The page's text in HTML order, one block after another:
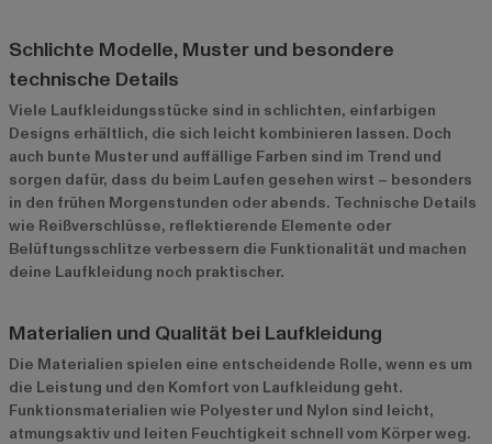
Schlichte Modelle, Muster und besondere
technische Details
Viele Laufkleidungsstücke sind in schlichten, einfarbigen
Designs erhältlich, die sich leicht kombinieren lassen. Doch
auch bunte Muster und auffällige Farben sind im Trend und
sorgen dafür, dass du beim Laufen gesehen wirst – besonders
in den frühen Morgenstunden oder abends. Technische Details
wie Reißverschlüsse, reflektierende Elemente oder
Belüftungsschlitze verbessern die Funktionalität und machen
deine Laufkleidung noch praktischer.
Materialien und Qualität bei Laufkleidung
Die Materialien spielen eine entscheidende Rolle, wenn es um
die Leistung und den Komfort von Laufkleidung geht.
Funktionsmaterialien wie Polyester und Nylon sind leicht,
atmungsaktiv und leiten Feuchtigkeit schnell vom Körper weg.